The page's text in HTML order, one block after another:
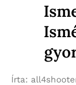
Írta: